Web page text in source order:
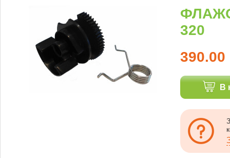
320
390.00
В